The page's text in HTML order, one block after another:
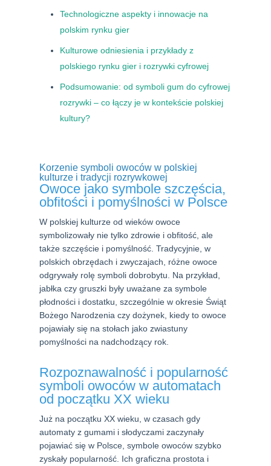
Technologiczne aspekty i innowacje na
polskim rynku gier
Kulturowe odniesienia i przykłady z
polskiego rynku gier i rozrywki cyfrowej
Podsumowanie: od symboli gum do cyfrowej
rozrywki – co łączy je w kontekście polskiej
kultury?
Korzenie symboli owoców w polskiej
kulturze i tradycji rozrywkowej
Owoce jako symbole szczęścia,
obfitości i pomyślności w Polsce
W polskiej kulturze od wieków owoce
symbolizowały nie tylko zdrowie i obfitość, ale
także szczęście i pomyślność. Tradycyjnie, w
polskich obrzędach i zwyczajach, różne owoce
odgrywały rolę symboli dobrobytu. Na przykład,
jabłka czy gruszki były uważane za symbole
płodności i dostatku, szczególnie w okresie Świąt
Bożego Narodzenia czy dożynek, kiedy to owoce
pojawiały się na stołach jako zwiastuny
pomyślności na nadchodzący rok.
Rozpoznawalność i popularność
symboli owoców w automatach
od początku XX wieku
Już na początku XX wieku, w czasach gdy
automaty z gumami i słodyczami zaczynały
pojawiać się w Polsce, symbole owoców szybko
zyskały popularność. Ich graficzna prostota i